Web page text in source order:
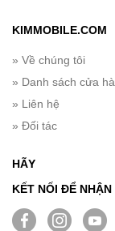
KIMMOBILE.COM
» Về chúng tôi
» Danh sách cửa
» Liên hệ
» Đối tác
HÃY
KẾT NỐI ĐỂ